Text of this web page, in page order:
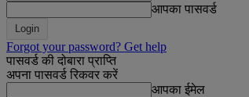
आपका पासवर्ड
Forgot your password? Get help
पासवर्ड की दोबारा प्राप्ति
अपना पासवर्ड रिकवर करें
आपका ईमेल